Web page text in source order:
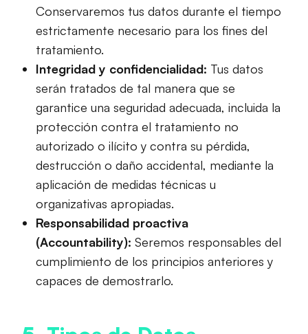
Conservaremos tus datos durante el tiempo
estrictamente necesario para los fines del
tratamiento.
Integridad y confidencialidad: Tus datos
serán tratados de tal manera que se
garantice una seguridad adecuada, incluida la
protección contra el tratamiento no
autorizado o ilícito y contra su pérdida,
destrucción o daño accidental, mediante la
aplicación de medidas técnicas u
organizativas apropiadas.
Responsabilidad proactiva
(Accountability): Seremos responsables del
cumplimiento de los principios anteriores y
capaces de demostrarlo.